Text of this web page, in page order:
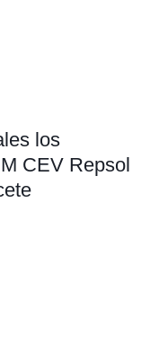
los
CEV Repsol